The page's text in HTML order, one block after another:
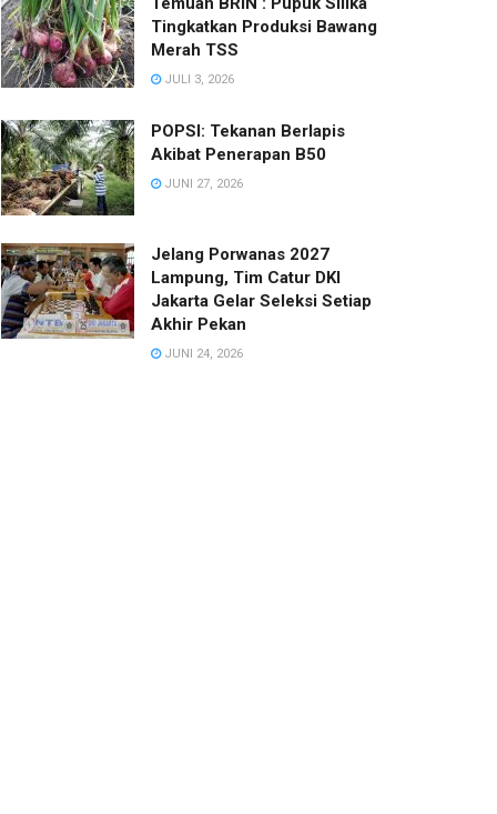
Tingkatkan Produksi Bawang
Merah TSS
JULI 3, 2026
POPSI: Tekanan Berlapis
Akibat Penerapan B50
JUNI 27, 2026
Jelang Porwanas 2027
Lampung, Tim Catur DKI
Jakarta Gelar Seleksi Setiap
Akhir Pekan
JUNI 24, 2026